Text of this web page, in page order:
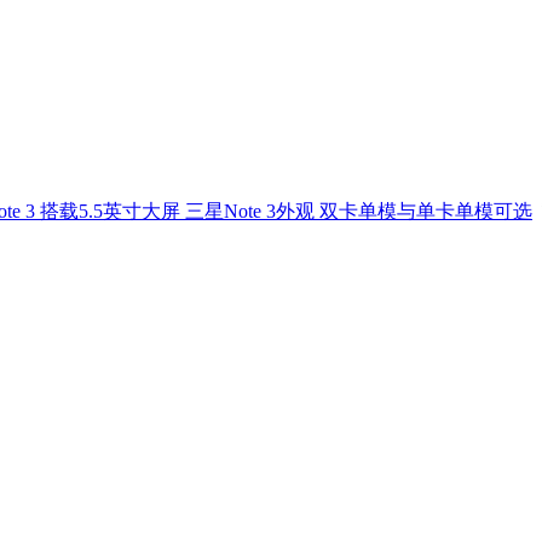
3 搭载5.5英寸大屏 三星Note 3外观 双卡单模与单卡单模可选